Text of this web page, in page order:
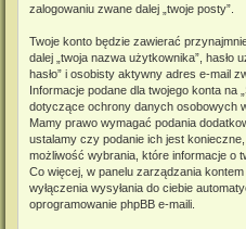
zalogowaniu zwane dalej „twoje posty”.
Twoje konto będzie zawierać
dalej „twoja nazwa użytkownika”, hasło
hasło” i osobisty aktywny adres e-mail
Informacje podane dla twojego konta na
dotyczące ochrony danych osobowych
Mamy prawo wymagać podania
ustalamy czy podanie ich jest
możliwość wybrania, które informacje o
Co więcej, w panelu zarządzania
wyłączenia wysyłania do ciebie
oprogramowanie phpBB e-maili.